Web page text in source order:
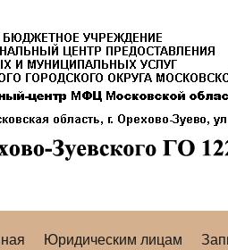
Юридическим лицам